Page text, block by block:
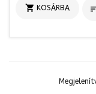
 KOSÁRBA